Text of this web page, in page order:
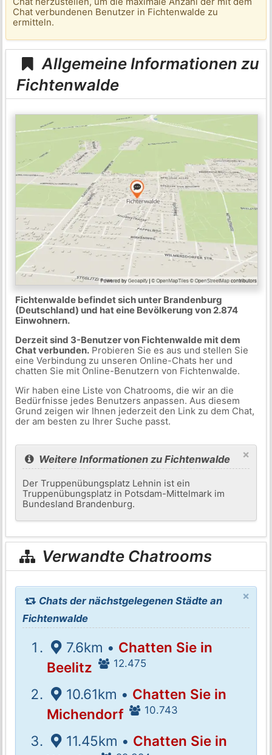
Chat verbundenen Benutzer in Fichtenwalde zu
ermitteln.
Allgemeine Informationen zu
Fichtenwalde
Fichtenwalde befindet sich unter Brandenburg
(Deutschland) und hat eine Bevölkerung von 2.874
Einwohnern.
Derzeit sind 3-Benutzer von Fichtenwalde mit dem
Chat verbunden.Probieren Sie es aus und stellen Sie
eine Verbindung zu unseren Online-Chats her und
chatten Sie mit Online-Benutzern von Fichtenwalde.
Wir haben eine Liste von Chatrooms, die wir an die
Bedürfnisse jedes Benutzers anpassen. Aus diesem
Grund zeigen wir Ihnen jederzeit den Link zu dem Chat,
der am besten zu Ihrer Suche passt.
×
Weitere Informationen zu Fichtenwalde
Der Truppenübungsplatz Lehnin ist ein
Truppenübungsplatz in Potsdam-Mittelmark im
Bundesland Brandenburg.
Verwandte Chatrooms
×
Chats der nächstgelegenen Städte an
Fichtenwalde
7.6km • Chatten Sie in
Beelitz
12.475
10.61km • Chatten Sie in
Michendorf
10.743
11.45km • Chatten Sie in